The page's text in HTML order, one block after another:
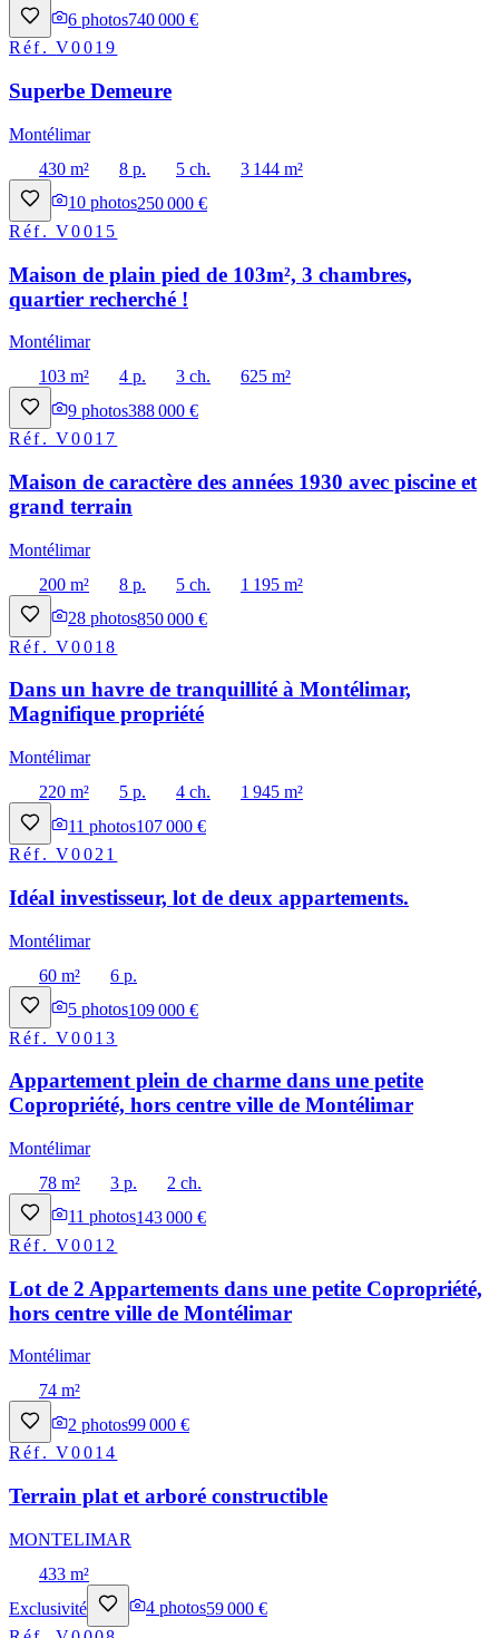
6 photos740 000 €
Réf.V0019
Superbe Demeure
Montélimar
430 m²
8 p. 5 ch.
3 144 m²
10 photos250 000 €
Réf.V0015
Maison de plain pied de 103m², 3 chambres,
quartier recherché !
Montélimar
103 m²
4 p. 3 ch.
625 m²
9 photos388 000 €
Réf.V0017
Maison de caractère des années 1930 avec piscine et
grand terrain
Montélimar
200 m²
8 p. 5 ch.
1 195 m²
28 photos850 000 €
Réf.V0018
Dans un havre de tranquillité à Montélimar,
Magnifique propriété
Montélimar
220 m²
5 p. 4 ch.
1 945 m²
11 photos107 000 €
Réf.V0021
Idéal investisseur, lot de deux appartements.
Montélimar
60 m²
6 p.
5 photos109 000 €
Réf.V0013
Appartement plein de charme dans une petite
Copropriété, hors centre ville de Montélimar
Montélimar
78 m²
3 p.
2 ch.
11 photos143 000 €
Réf.V0012
Lot de 2 Appartements dans une petite Copropriété,
hors centre ville de Montélimar
Montélimar
74 m²
2 photos99 000 €
Réf.V0014
Terrain plat et arboré constructible
MONTELIMAR
433 m²
Exclusivité
4 photos59 000 €